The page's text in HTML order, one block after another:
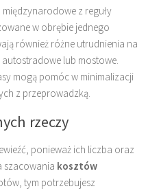
z reguły
w obrębie jednego
również różne utrudnienia na
lub mostowe.
mogą pomóc w minimalizacji
z przeprowadzką.
rzeczy
ponieważ ich liczba oraz
szacowania kosztów
tym potrzebujesz